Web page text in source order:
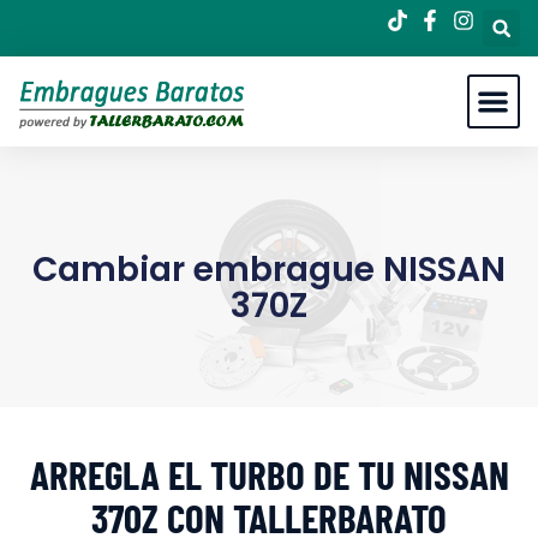
Cambiar embrague NISSAN
370Z
ARREGLA EL TURBO DE TU NISSAN
370Z CON TALLERBARATO